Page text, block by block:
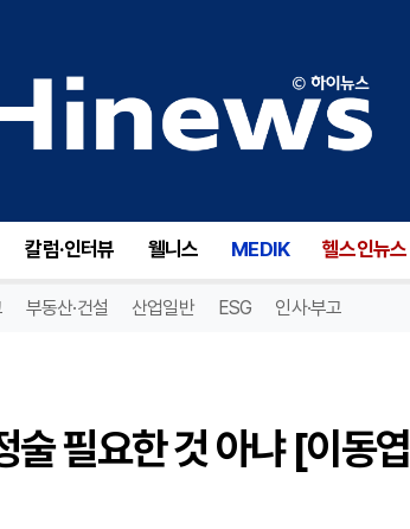
칼럼·인터뷰 웰니스 MEDIK 헬스인뉴스
부동산·건설 산업일반 ESG 인사·부고
술 필요한 것 아냐 [이동엽